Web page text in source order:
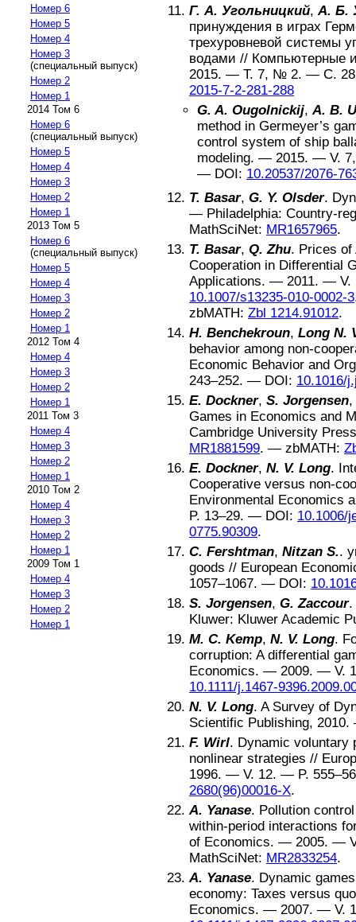
Номер 6
Номер 5
Номер 4
Номер 3
(специальный выпуск)
Номер 2
Номер 1
2014 Том 6
Номер 6
(специальный выпуск)
Номер 5
Номер 4
Номер 3
Номер 2
Номер 1
2013 Том 5
Номер 6
(специальный выпуск)
Номер 5
Номер 4
Номер 3
Номер 2
Номер 1
2012 Том 4
Номер 4
Номер 3
Номер 2
Номер 1
2011 Том 3
Номер 4
Номер 3
Номер 2
Номер 1
2010 Том 2
Номер 4
Номер 3
Номер 2
Номер 1
2009 Том 1
Номер 4
Номер 3
Номер 2
Номер 1
Г. А. Угольницкий,А. Б.
принуждения в играх
трехуровневой системы
водами // Компьютерные
2015. — Т. 7, № 2. — С.
2015-7-2-281-288
G. A. Ougolnickij,A. B.
method in Germeyer’s
control system of ship
modeling. — 2015. — V. 7
— DOI: 10.20537/2076-
T. Basar, G. Y. Olsder.
— Philadelphia: Country-
MathSciNet: MR1657965.
T. Basar, Q. Zhu. Prices
Cooperation in Differential
Applications. — 2011. — V.
10.1007/s13235-010-0002-3
zbMATH: Zbl 1214.91012.
H. Benchekroun, Long N.
behavior among non-
Economic Behavior and
243–252. — DOI: 10.1016/
E. Dockner, S. Jorgensen,
Games in Economics and
Cambridge University Press
MR1881599. — zbMATH:
E. Dockner, N. V. Long.
Cooperative versus non-
Environmental Economics
P. 13–29. — DOI: 10.1006/
0775.90309.
C. Fershtman, Nitzan S..
goods // European
1057–1067. — DOI:
S. Jorgensen, G. Zaccour.
Kluwer: Kluwer Academic
M. C. Kemp, N. V. Long.
corruption: A differential
Economics. — 2009. — V.
10.1111/j.1467-
N. V. Long. A Survey of
Scientific Publishing, 2010.
F. Wirl. Dynamic voluntary
nonlinear strategies //
1996. — V. 12. — P.
2680(96)00016-X.
A. Yanase. Pollution
within-period interactions
of Economics. — 2005. —
MathSciNet: MR2833254.
A. Yanase. Dynamic
economy: Taxes versus
Economics. — 2007. — V.